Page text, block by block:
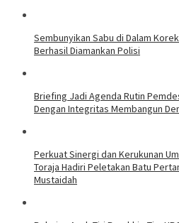
Sembunyikan Sabu di Dalam
Berhasil Diamankan Polisi
Briefing Jadi Agenda Rutin
Dengan Integritas Membangun
Perkuat Sinergi dan Kerukunan
Toraja Hadiri Peletakan Batu
Mustaidah